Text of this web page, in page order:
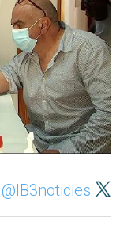
@IB3noticies